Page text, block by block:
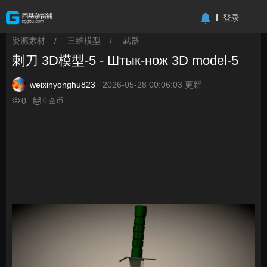
登录
资源素材 / 三维模型 / 武器
刺刀 3D模型-5 - Штык-нож 3D model-5
weixinyonghu823
2026-05-28 00:06:03 更新
0
0 金币